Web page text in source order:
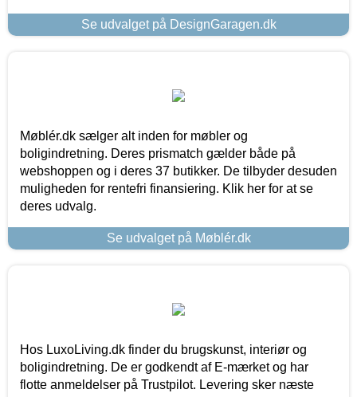
Se udvalget på DesignGaragen.dk
Møblér.dk sælger alt inden for møbler og
boligindretning. Deres prismatch gælder både på
webshoppen og i deres 37 butikker. De tilbyder desuden
muligheden for rentefri finansiering. Klik her for at se
deres udvalg.
Se udvalget på Møblér.dk
Hos LuxoLiving.dk finder du brugskunst, interiør og
boligindretning. De er godkendt af E-mærket og har
flotte anmeldelser på Trustpilot. Levering sker næste